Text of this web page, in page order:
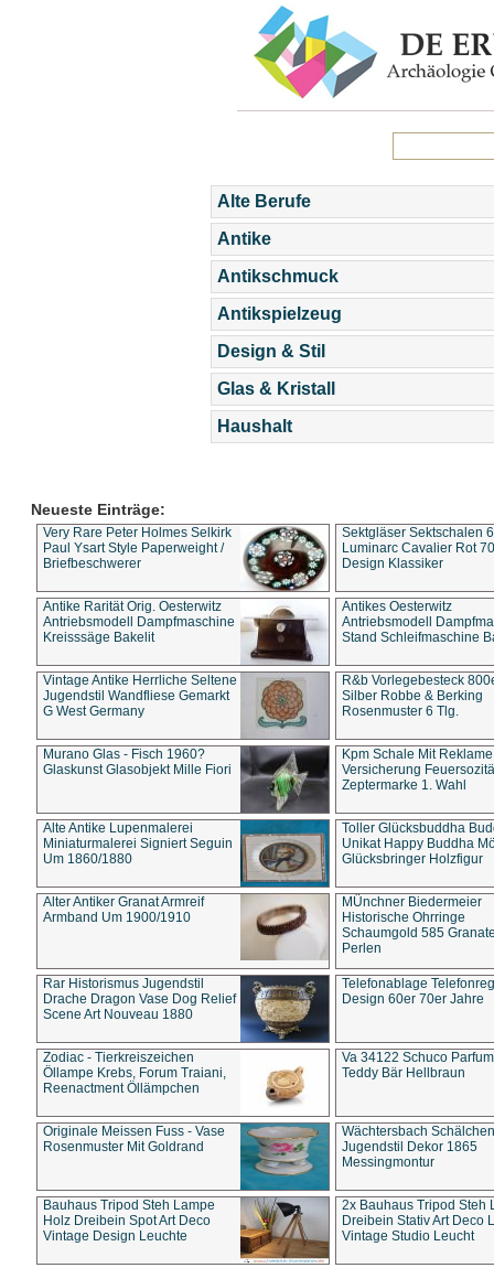
Alte Berufe
Antike
Antikschmuck
Antikspielzeug
Design & Stil
Glas & Kristall
Haushalt
Neueste Einträge:
Very Rare Peter Holmes Selkirk
Paul Ysart Style Paperweight /
Briefbeschwerer
Sektgläser Sektschalen
Luminarc Cavalier Rot
Design Klassiker
Antike Rarität Orig. Oesterwitz
Antriebsmodell Dampfmaschine
Kreisssäge Bakelit
Antikes Oesterwitz
Antriebsmodell
Stand Schleifmaschine
Vintage Antike Herrliche Seltene
Jugendstil Wandfliese Gemarkt
G West Germany
R&b Vorlegebesteck
Silber Robbe & Berking
Rosenmuster 6 Tlg.
Murano Glas - Fisch 1960?
Glaskunst Glasobjekt Mille Fiori
Kpm Schale Mit Reklame
Versicherung
Zeptermarke 1. Wahl
Alte Antike Lupenmalerei
Miniaturmalerei Signiert Seguin
Um 1860/1880
Toller Glücksbuddha
Unikat Happy Buddha
Glücksbringer Holzfigur
Alter Antiker Granat Armreif
Armband Um 1900/1910
MÜnchner Biedermeier
Historische Ohrringe
Schaumgold 585
Perlen
Rar Historismus Jugendstil
Drache Dragon Vase Dog Relief
Scene Art Nouveau 1880
Telefonablage
Design 60er 70er Jahre
Zodiac - Tierkreiszeichen
Öllampe Krebs, Forum Traiani,
Reenactment Öllämpchen
Va 34122 Schuco
Teddy Bär Hellbraun
Originale Meissen Fuss - Vase
Rosenmuster Mit Goldrand
Wächtersbach Schälchen
Jugendstil Dekor 1865
Messingmontur
Bauhaus Tripod Steh Lampe
Holz Dreibein Spot Art Deco
Vintage Design Leuchte
2x Bauhaus Tripod Steh
Dreibein Stativ Art Deco
Vintage Studio Leucht